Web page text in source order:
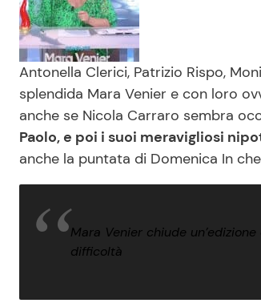
Antonella Clerici, Patrizio Rispo,
splendida Mara Venier e con loro
anche se Nicola Carraro sembra
Paolo, e poi i suoi meravigliosi
anche la puntata di Domenica In
Mara Venier chiude
difficoltà